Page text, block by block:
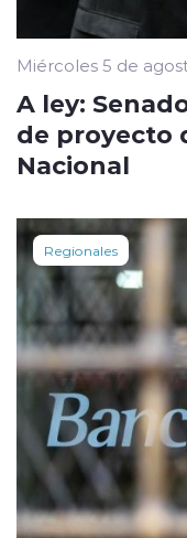
Miércoles 5 de
A ley:
de proyecto
Nacional
Regionales